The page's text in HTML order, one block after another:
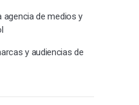
agencia de medios y
y audiencias de